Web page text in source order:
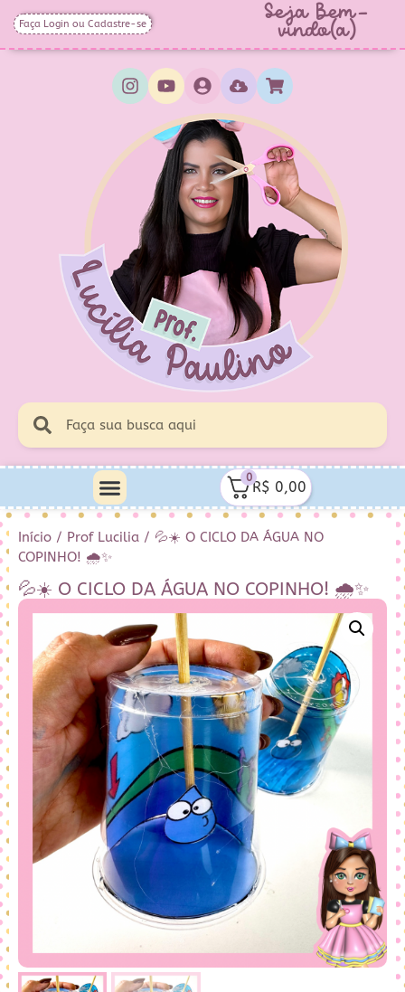
Faça Login ou Cadastre-se Seja Bem-
vindo(a)
0
R$ 0,00
Início / Prof Lucilia / 💦☀️ O CICLO DA ÁGUA NO
COPINHO! 🌧️✨
💦☀️ O CICLO DA ÁGUA NO COPINHO! 🌧️✨